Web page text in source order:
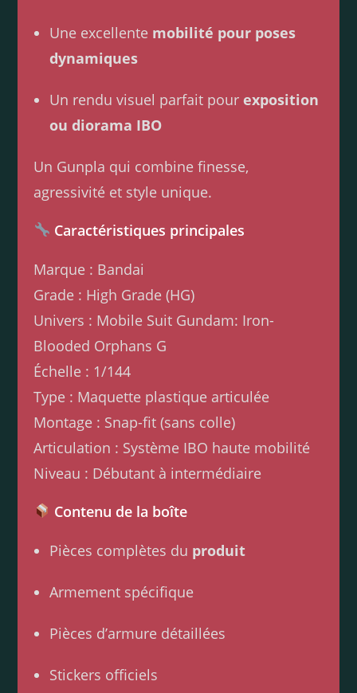
Une excellente mobilité pour poses
dynamiques
Un rendu visuel parfait pourexposition
ou diorama IBO
Un Gunpla qui combine finesse,
agressivité et style unique.
Caractéristiques principales
Marque : Bandai
Grade : High Grade (HG)
Univers : Mobile Suit Gundam: Iron-
Blooded Orphans G
Échelle : 1/144
Type : Maquette plastique articulée
Montage : Snap-fit (sans colle)
Articulation : Système IBO haute mobilité
Niveau : Débutant à intermédiaire
Contenu de la boîte
Pièces complètes du produit
Armement spécifique
Pièces d’armure détaillées
Stickers officiels